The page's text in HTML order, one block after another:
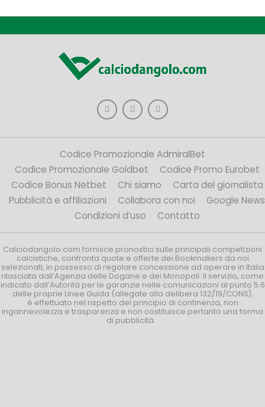
Codice Promozionale AdmiralBet
Codice Promozionale Goldbet
Codice Promo Eurobet
Codice Bonus Netbet
Chi siamo
Carta del giornalista
Pubblicità e affiliazioni
Collabora con noi
Google News
Condizioni d’uso
Contatto
Calciodangolo.com fornisce pronostici sulle principali competizioni
calcistiche, confronta quote e offerte dei Bookmakers da noi
selezionati, in possesso di regolare concessione ad operare in Italia
rilasciata dall’Agenzia delle Dogane e dei Monopoli. Il servizio, come
indicato dall’Autorità per le garanzie nelle comunicazioni al punto 5.6
delle proprie Linee Guida (allegate alla delibera 132/19/CONS),
è effettuato nel rispetto del principio di continenza, non
ingannevolezza e trasparenza e non costituisce pertanto una forma
di pubblicità.